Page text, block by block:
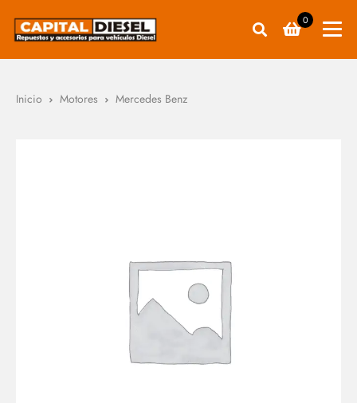
0
Inicio Motores Mercedes Benz